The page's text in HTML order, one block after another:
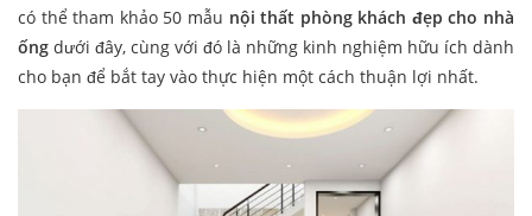
có thể tham khảo 50 mẫu nội thất phòng khách đẹp cho nhà
ống dưới đây, cùng với đó là những kinh nghiệm hữu ích dành
cho bạn để bắt tay vào thực hiện một cách thuận lợi nhất.